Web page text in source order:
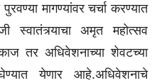
मागण्यांवर चर्चा करण्यात
स्वातंत्र्याचा अमृत महोत्सव
तर अधिवेशनाच्या शेवटच्या
येणार आहे.अधिवेशनाचे